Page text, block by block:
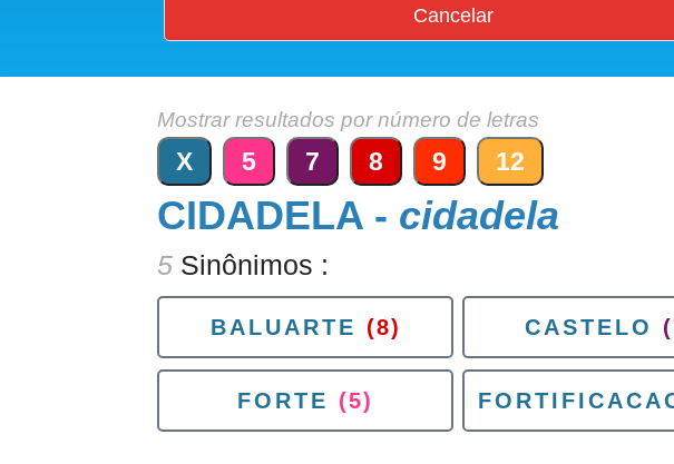
Cancelar
Mostrar resultados por número de letras
X 5 7 8 9 12
CIDADELA - cidadela
5 Sinônimos :
BALUARTE (8) CASTELO
FORTE (5)